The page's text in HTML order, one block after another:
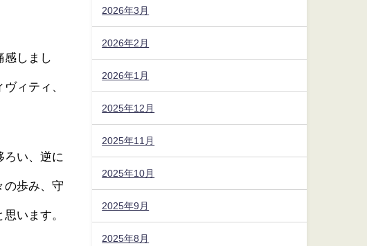
感しまし
ィティ、
ろい、逆に
の歩み、守
います。
2026年3月
2026年2月
2026年1月
2025年12月
2025年11月
2025年10月
2025年9月
2025年8月